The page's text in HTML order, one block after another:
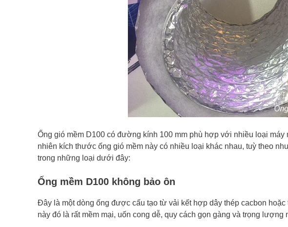
Ống gió mềm D100 có đường kính 100 mm phù hợp với nhiều loại máy
nhiên kích thước ống gió mềm này có nhiều loại khác nhau, tuỳ theo
trong những loại dưới đây:
Ống mềm D100 không bảo ôn
Đây là một dòng ống được cấu tạo từ vải kết hợp dây thép cacbon
này đó là rất mềm mại, uốn cong dễ, quy cách gọn gàng và trọng